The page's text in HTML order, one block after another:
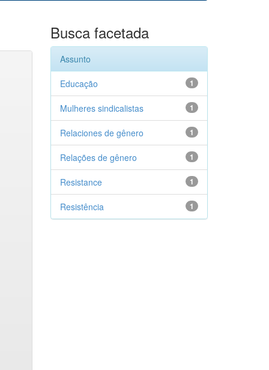
Busca facetada
Assunto
1
Educação
1
Mulheres sindicalistas
1
Relaciones de gênero
1
Relações de gênero
1
Resistance
1
Resistência